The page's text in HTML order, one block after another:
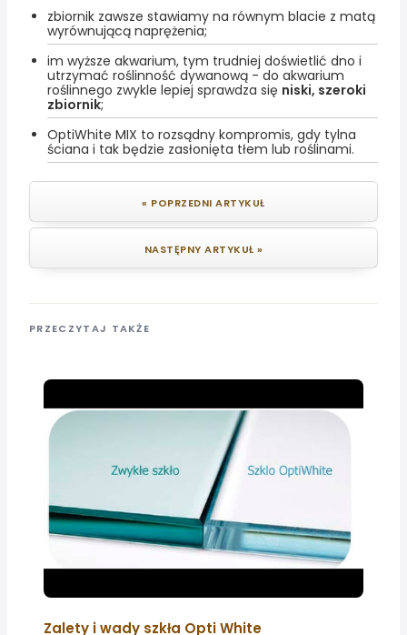
zbiornik zawsze stawiamy na równym blacie z matą
wyrównującą naprężenia;
im wyższe akwarium, tym trudniej doświetlić dno i
utrzymać roślinność dywanową - do akwarium
roślinnego zwykle lepiej sprawdza się niski, szeroki
zbiornik;
OptiWhite MIX to rozsądny kompromis, gdy tylna
ściana i tak będzie zasłonięta tłem lub roślinami.
« POPRZEDNI ARTYKUŁ
NASTĘPNY ARTYKUŁ »
PRZECZYTAJ TAKŻE
Zalety i wady szkła Opti White